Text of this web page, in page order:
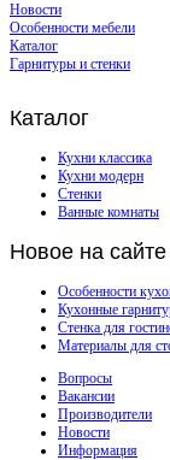
Новости
Особенности мебели
Каталог
Гарнитуры и стенки
Каталог
Кухни классика
Кухни модерн
Стенки
Ванные комнаты
Новое на сайте
Особенности
Кухонные
Стенка для
Материалы для
Вопросы
Вакансии
Производители
Новости
Информация